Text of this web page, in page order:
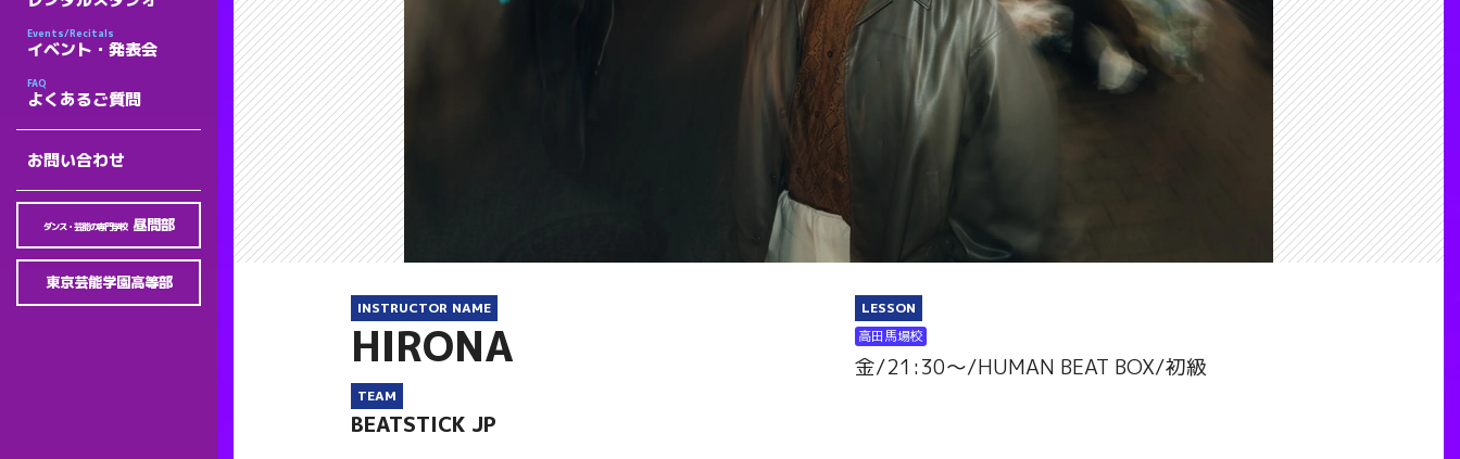
Events/Recitals
イベント・発表会
FAQ
よくあるご質問
お問い合わせ
ダンス・芸能の専門学校 昼間部
東京芸能学園高等部
INSTRUCTOR NAME
HIRONA
TEAM
BEATSTICK JP
LESSON
高田馬場校
金/21:30～/HUMAN BEAT BOX/初級